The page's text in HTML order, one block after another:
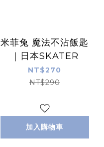
米菲兔 魔法不沾飯匙
｜日本SKATER
NT$270
NT$290
加入購物車